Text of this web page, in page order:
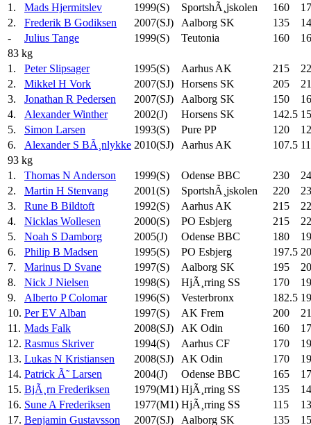
1.
Mads Hjermitslev 1999(S) SportshÃ¸jskolen 160
2.
Frederik B Godiksen 2007(SJ) Aalborg SK 135
-
Julius Tange 1999(S) Teutonia 160
83 kg
1.
Peter Slipsager 1995(S) Aarhus AK 215
2.
Mikkel H Vork 2007(SJ) Horsens SK 205
3.
Jonathan R Pedersen 2007(SJ) Aalborg SK 150
4.
Alexander Winther 2002(J) Horsens SK 142.5
5.
Simon Larsen 1993(S) Pure PP 120
6.
Alexander S BÃ¸nlykke 2010(SJ) Aarhus AK 107.5
93 kg
1.
Thomas N Anderson 1999(S) Odense BBC 230
2.
Martin H Stenvang 2001(S) SportshÃ¸jskolen 220
3.
Rune B Bildtoft 1992(S) Aarhus AK 215
4.
Nicklas Wollesen 2000(S) PO Esbjerg 215
5.
Noah S Damborg 2005(J) Odense BBC 180
6.
Philip B Madsen 1995(S) PO Esbjerg 197.5
7.
Marinus D Svane 1997(S) Aalborg SK 195
8.
Nick J Nielsen 1998(S) HjÃ¸rring SS 170
9.
Alberto P Colomar 1996(S) Vesterbronx 182.5
10. Per EV Alban 1997(S) AK Frem 200
11. Mads Falk 2008(SJ) AK Odin 160
12. Rasmus Skriver 1994(S) Aarhus CF 170
13. Lukas N Kristiansen 2008(SJ) AK Odin 170
14. Patrick Ã˜ Larsen 2004(J) Odense BBC 165
15. BjÃ¸rn Frederiksen 1979(M1) HjÃ¸rring SS 135
16. Sune A Frederiksen 1977(M1) HjÃ¸rring SS 115
17. Benjamin Gustavsson 2007(SJ) Aalborg SK 135